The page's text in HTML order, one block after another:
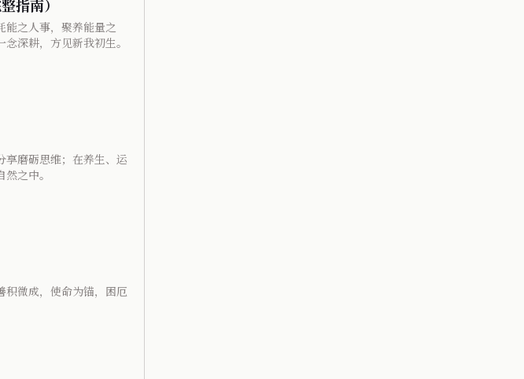
指南）
能之人事，聚养能量之
深耕，方见新我初生。
享磨砺思维；在养生、运
之中。
积微成，使命为锚，困厄